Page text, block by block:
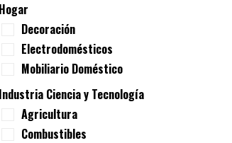
Hogar
Decoración
Electrodomésticos
Mobiliario Doméstico
Industria Ciencia y Tecnología
Agricultura
Combustibles